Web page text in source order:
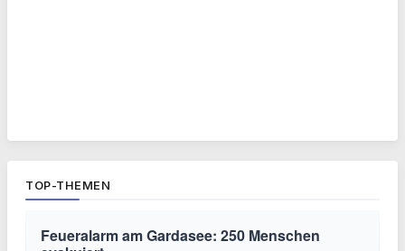
TOP-THEMEN
Feueralarm am Gardasee: 250 Menschen